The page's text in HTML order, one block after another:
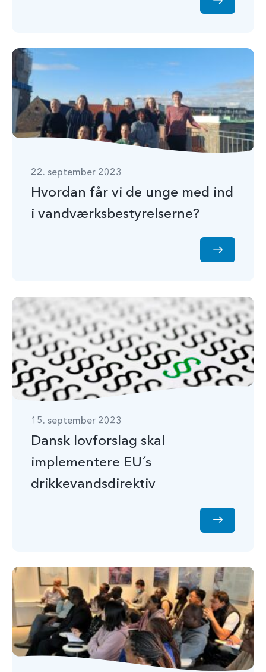
22. september 2023
Hvordan får vi de unge med ind
i vandværksbestyrelserne?
15. september 2023
Dansk lovforslag skal
implementere EU´s
drikkevandsdirektiv